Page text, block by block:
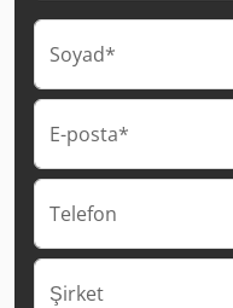
Soyad*
E-posta*
Telefon
Şirket